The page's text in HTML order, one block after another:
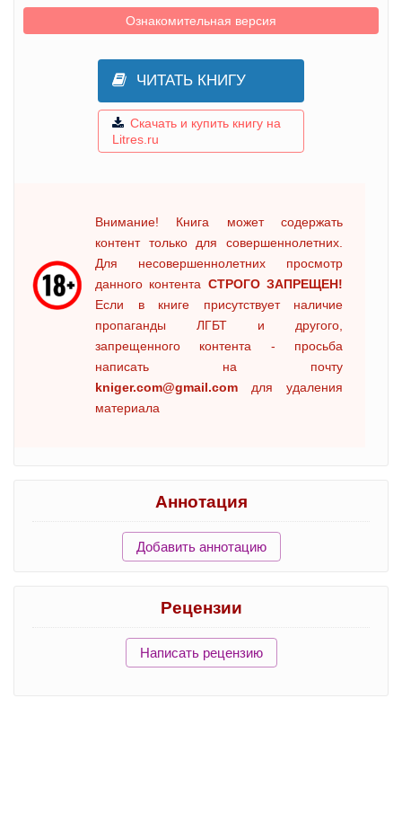
Ознакомительная версия
ЧИТАТЬ КНИГУ
Скачать и купить книгу на
Litres.ru
Внимание! Книга может содержать
контент только для совершеннолетних.
Для несовершеннолетних просмотр
данного контента СТРОГО ЗАПРЕЩЕН!
Если в книге присутствует наличие
пропаганды ЛГБТ и другого,
запрещенного контента - просьба
написать на почту
kniger.com@gmail.com для удаления
материала
Аннотация
Добавить аннотацию
Рецензии
Написать рецензию